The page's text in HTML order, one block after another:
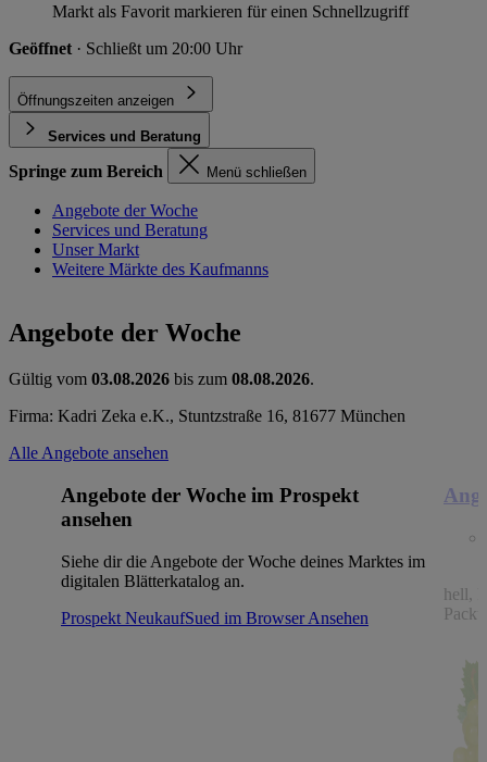
Markt als Favorit markieren für einen Schnellzugriff
Geöffnet · Schließt um 20:00 Uhr
Öffnungszeiten anzeigen
Services und Beratung
Springe zum Bereich Menü schließen
Angebote der Woche
Services und Beratung
Unser Markt
Weitere Märkte des Kaufmanns
Angebote der Woche
Gültig vom 03.08.2026 bis zum 08.08.2026.
Firma: Kadri Zeka e.K., Stuntzstraße 16, 81677 München
Alle Angebote ansehen
Angebote der Woche im Prospekt
ansehen
Siehe dir die Angebote der Woche deines Marktes im
digitalen Blätterkatalog an.
Prospekt NeukaufSued im BrowserAnsehen
hell,